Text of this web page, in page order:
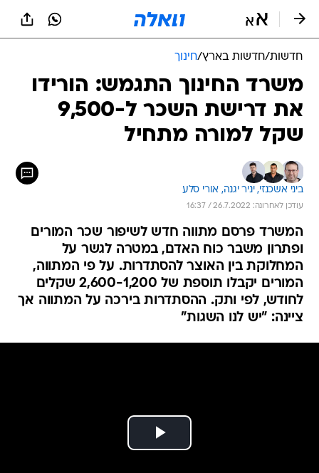
חדשות/חדשות בארץ/חינוך
משרד החינוך התגמש: הורידו
את דרישת השכר ל-9,500
שקל למורה מתחיל
ביני אשכנזי, יניר יגנה, אורי סלע
עודכן לאחרונה: 26.7.2022 / 16:37
המשרד פרסם מתווה חדש לשיפור שכר המורים
ופתרון משבר כוח האדם, במטרה לגשר על
המחלוקת בין האוצר להסתדרות. על פי המתווה,
המורים יקבלו תוספת של 2,600-1,200 שקלים
לחודש, לפי ותק. ההסתדרות בירכה על המתווה אך
ציינה: "יש לנו השגות"